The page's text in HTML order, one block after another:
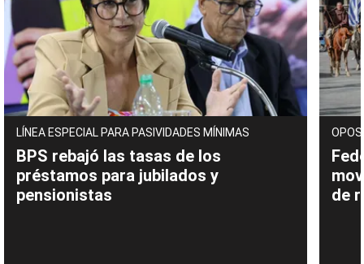
LÍNEA ESPECIAL PARA PASIVIDADES MÍNIMAS
BPS rebajó las tasas de los
préstamos para jubilados y
pensionistas
de